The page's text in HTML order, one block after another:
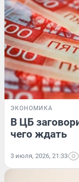
ЭКОНОМИКА
В ЦБ
чего ждать
3 июля, 2026, 21:33